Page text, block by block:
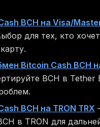
BCH на Visa/
для тех, кто
Bitcoin Cash BCH
BCH в Tether
BCH на TRON TRX
в TRON для